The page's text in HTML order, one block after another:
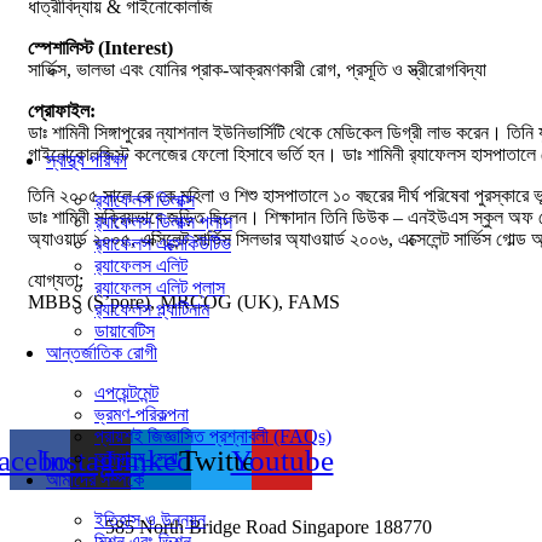
স্নায়ুবিজ্ঞান সেন্টার
কাউন্সেলিং সেন্টার
ইএনটি সেন্টার
রিহ্যাবিলিটেশন (পুনর্বাসন) সেন্টার
স্বাস্থ্য পরিক্ষা
র‌্যাফেলস ডিলাক্স
র‌্যাফেলস ডিলাক্স প্লাস
র‌্যাফেলস এক্সেকিউটিভ
র‌্যাফেলস এলিট
র‌্যাফেলস এলিট প্লাস
র‌্যাফেলস প্ল্যাটিনাম
ডায়াবেটিস
আন্তর্জাতিক রোগী
এপয়েন্টমেন্ট
ভ্রমণ-পরিকল্পনা
প্রায়শই জিজ্ঞাসিত প্রশ্নাবলী (FAQs)
অন্যান্য-সেবা
আমাদের সম্পর্কে
ইতিহাস ও উন্নয়ন
ধাত্রীবিদ্যায় & গাইনোকোলজি
স্পেশালিস্ট (Interest)
সার্ভিক্স, ভালভা এবং যোনির প্রাক-আক্রমণকারী রোগ, প্রসূতি ও স্ত্রীরোগবিদ্যা
প্রোফাইল:
ডাঃ শামিনী সিঙ্গাপুরের ন্যাশনাল ইউনিভার্সিটি থেকে মেডিকেল ডিগ্রী লাভ করেন।
গাইনোকোলজিস্ট কলেজের ফেলো হিসাবে ভর্তি হন। ডাঃ শামিনী র‌্যাফেলস
তিনি ২০০৫ সালে কে কে মহিলা ও শিশু হাসপাতালে ১০ বছরের দীর্ঘ পরিষেবা
ডাঃ শামিনী সক্রিয়ভাবে জড়িত ছিলেন। শিক্ষাদান তিনি ডিউক – এনইউএস স্কুল অফ
অ্যাওয়ার্ড ২০০৫, এক্সিলেন্ট সার্ভিস সিলভার অ্যাওয়ার্ড ২০০৬, এক্সেলেন্ট সার্ভিস
যোগ্যতা:
MBBS (S’pore), MRCOG (UK), FAMS
InstagramLinkedinTwitterYoutube
585 North Bridge Road Singapore 188770